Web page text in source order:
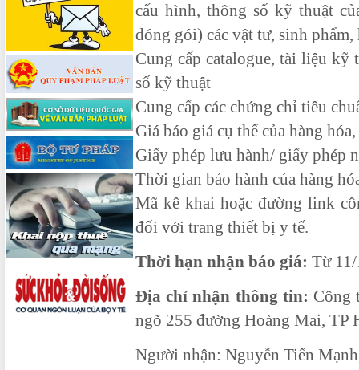
cấu hình, thông số kỹ thuật
đóng gói) các vật tư, sinh
Cung cấp catalogue, tài liệu kỹ
số kỹ thuật
Cung cấp các chứng chỉ tiêu
Giá báo giá cụ thể của hàng
Giấy phép lưu hành/ giấy phép
Thời gian bảo hành của hàng
Mã kê khai hoặc đường link
đối với trang thiết bị y tế.
Thời hạn nhận báo giá: Từ
Địa chỉ nhận thông tin: Công
ngõ 255 đường Hoàng Mai, TP
Người nhận: Nguyễn Tiến